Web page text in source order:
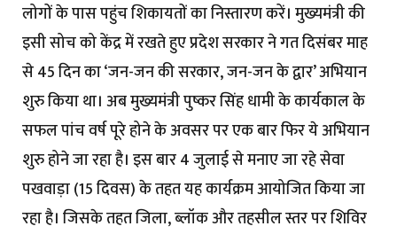
लोगों के पास पहुंच शिकायतों का निस्तारण करें। मुख्यमंत्री की
इसी सोच को केंद्र में रखते हुए प्रदेश सरकार ने गत दिसंबर माह
से 45 दिन का ‘जन-जन की सरकार, जन-जन के द्वार’ अभियान
शुरु किया था। अब मुख्यमंत्री पुष्कर सिंह धामी के कार्यकाल के
सफल पांच वर्ष पूरे होने के अवसर पर एक बार फिर ये अभियान
शुरु होने जा रहा है। इस बार 4 जुलाई से मनाए जा रहे सेवा
पखवाड़ा (15 दिवस) के तहत यह कार्यक्रम आयोजित किया जा
रहा है। जिसके तहत जिला, ब्लॉक और तहसील स्तर पर शिविर